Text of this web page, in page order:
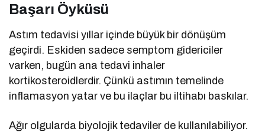
Başarı Öyküsü
Astım tedavisi yıllar içinde büyük bir dönüşüm
geçirdi. Eskiden sadece semptom gidericiler
varken, bugün ana tedavi inhaler
kortikosteroidlerdir. Çünkü astımın temelinde
inflamasyon yatar ve bu ilaçlar bu iltihabı baskılar.
Ağır olgularda biyolojik tedaviler de kullanılabiliyor.